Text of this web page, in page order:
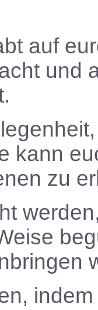
auf
und
kann
zu